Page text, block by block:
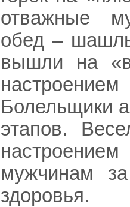
отважные
обед –
вышли на
Болельщики
этапов.
мужчинам
здоровья.